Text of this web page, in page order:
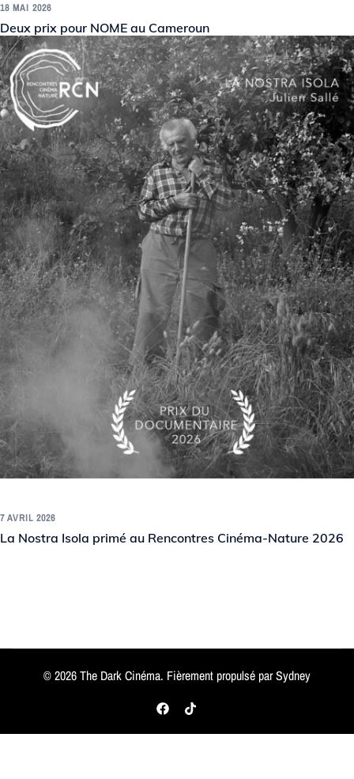
18 MAI 2026
Deux prix pour NOME au Cameroun
7 AVRIL 2026
La Nostra Isola primé au Rencontres Cinéma-Nature 2026
© 2026 The Dark Cinéma. Fièrement propulsé parSydney